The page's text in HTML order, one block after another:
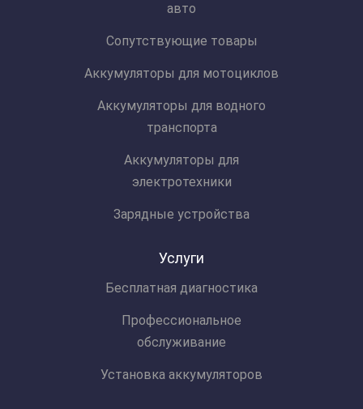
авто
Сопутствующие товары
Аккумуляторы для мотоциклов
Аккумуляторы для водного
транспорта
Аккумуляторы для
электротехники
Зарядные устройства
Услуги
Бесплатная диагностика
Профессиональное
обслуживание
Установка аккумуляторов